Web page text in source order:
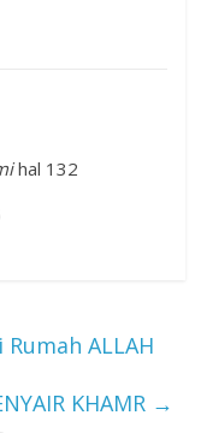
hal 132
ALLAH
KHAMR →